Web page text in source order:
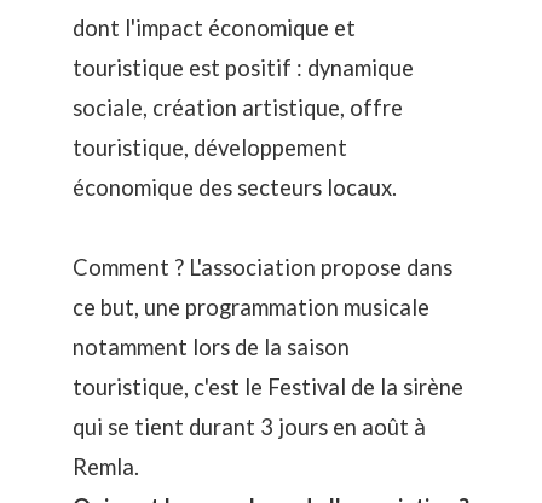
dont l'impact économique et
touristique est positif : dynamique
sociale, création artistique, offre
touristique, développement
économique des secteurs locaux.
Comment ? L'association propose dans
ce but, une programmation musicale
notamment lors de la saison
touristique, c'est le Festival de la sirène
qui se tient durant 3 jours en août à
Remla.